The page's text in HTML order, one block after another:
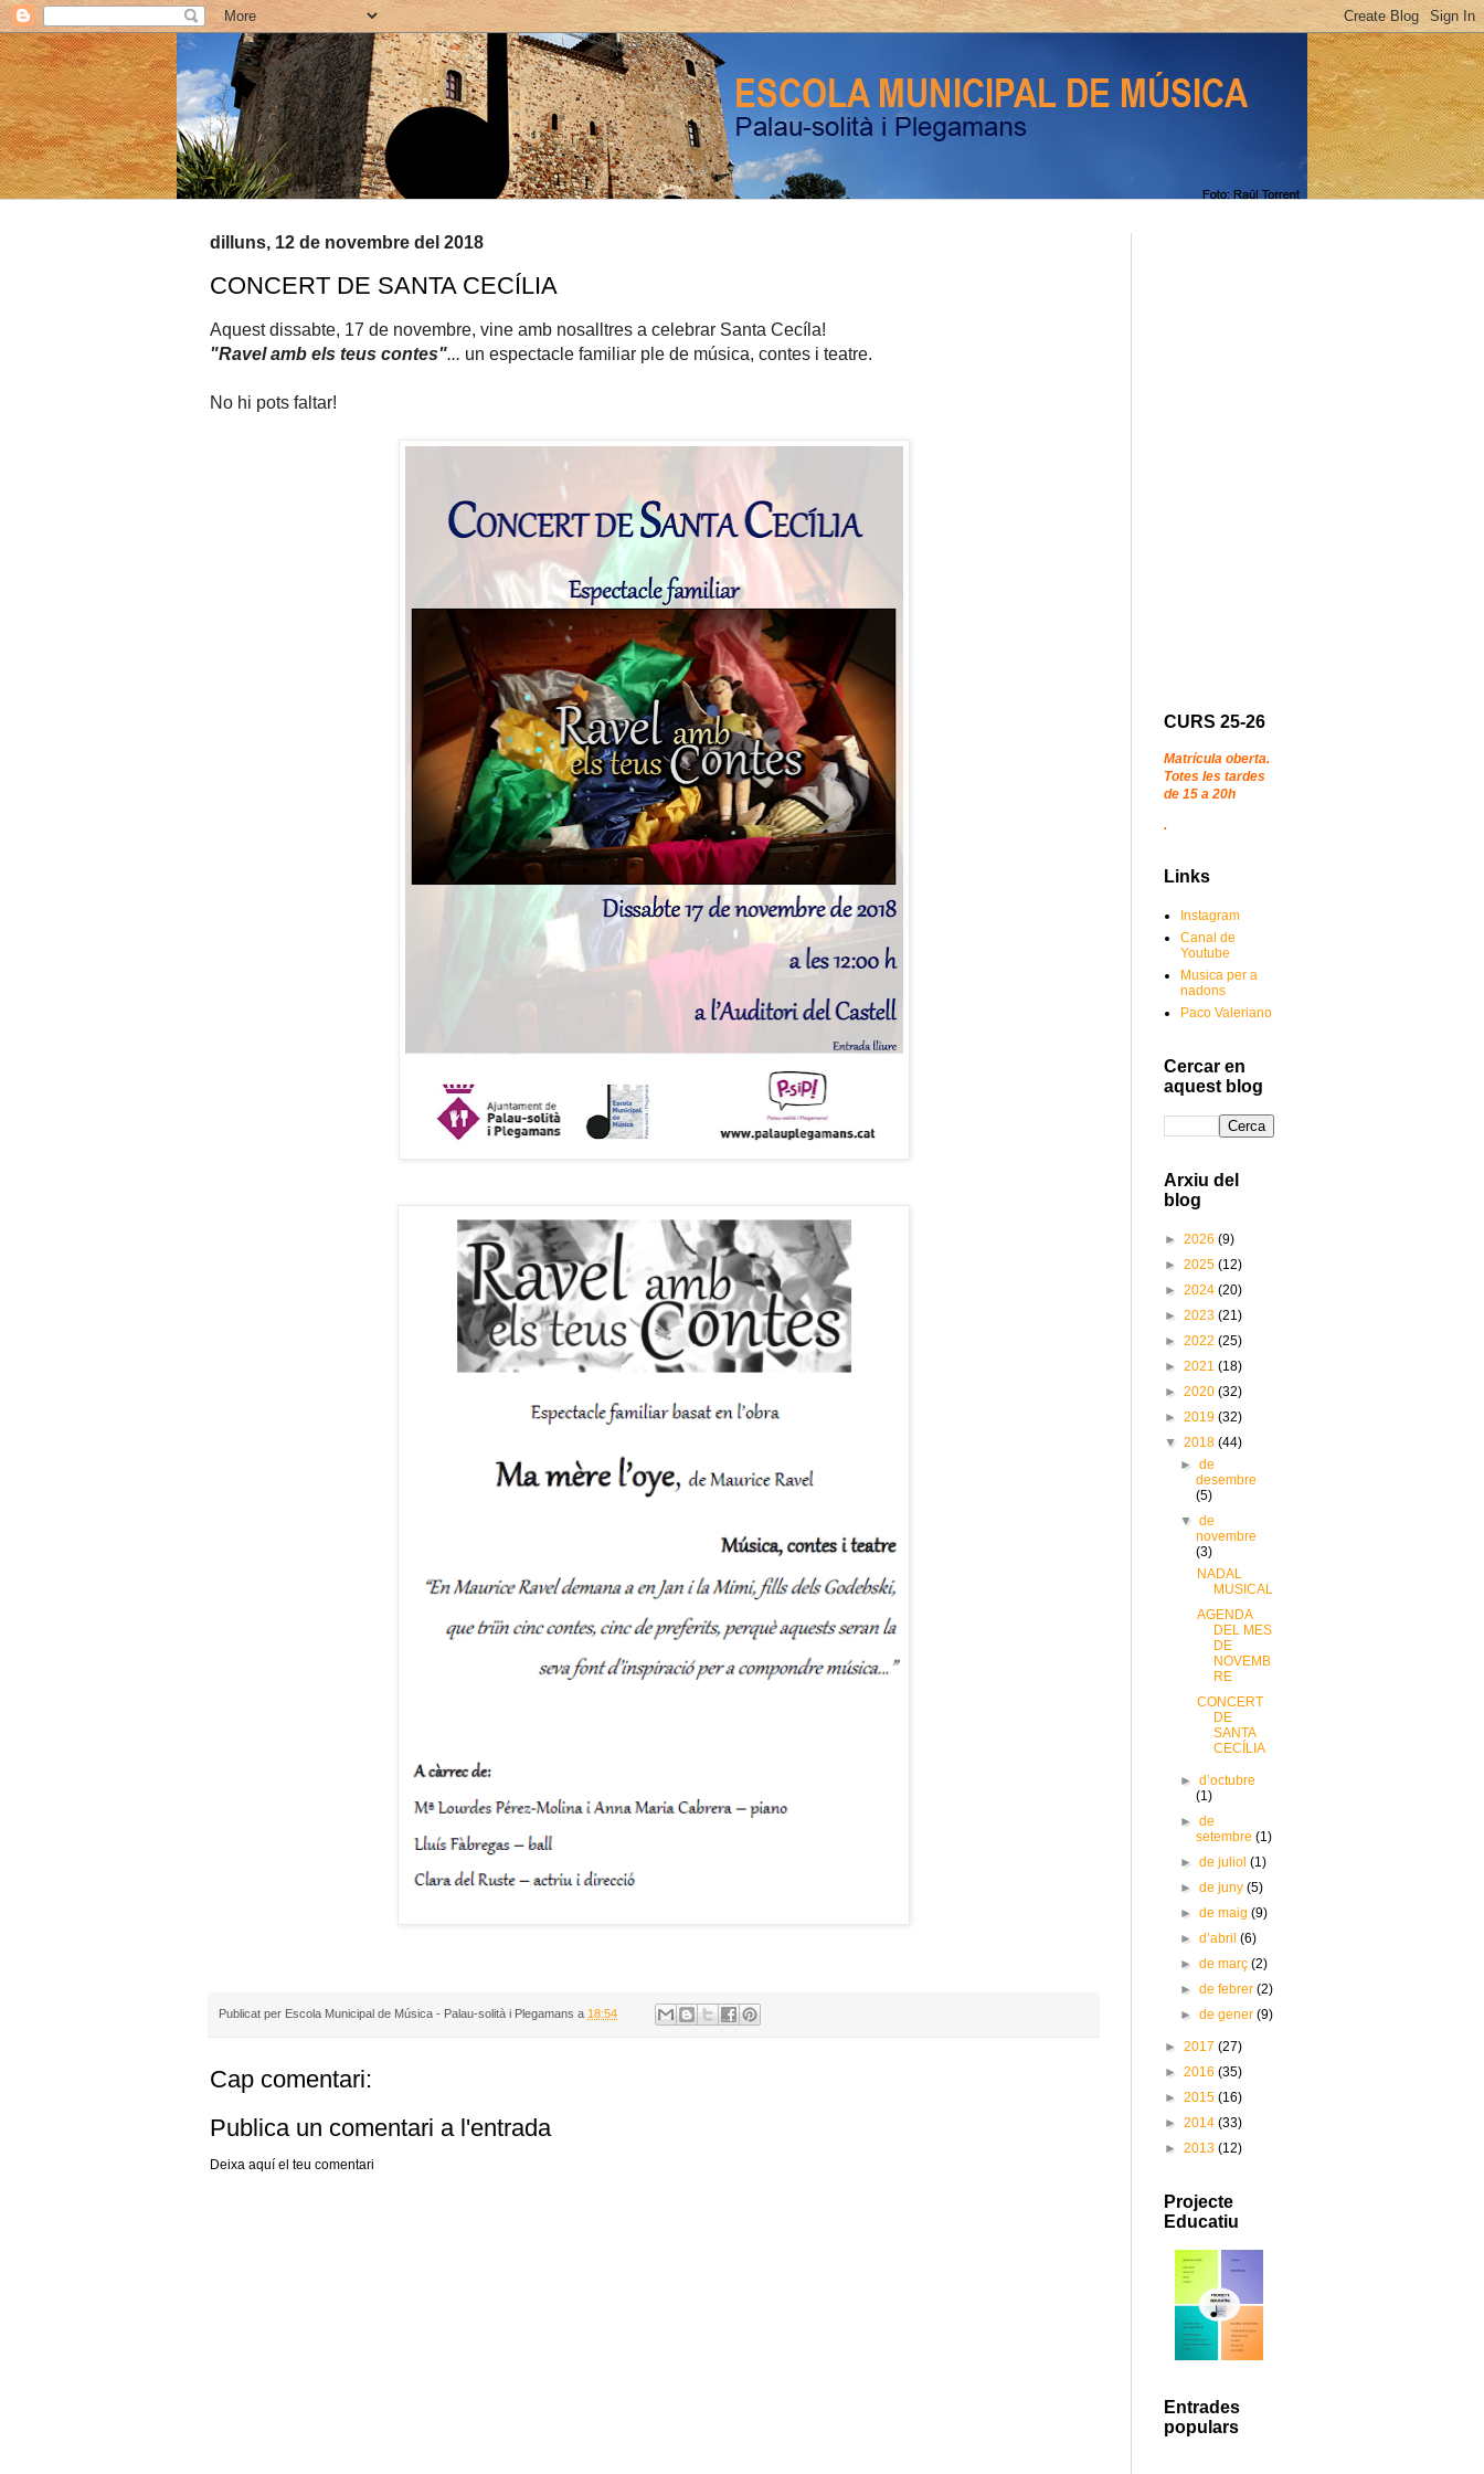
dilluns, 12 de novembre del 2018
CONCERT DE SANTA CECÍLIA
Aquest dissabte, 17 de novembre, vine amb nosalltres a celebrar Santa Cecíla!
"Ravel amb els teus contes"... un espectacle familiar ple de música, contes i teatre.
No hi pots faltar!
Publicat per Escola Municipal de Música - Palau-solità i Plegamans a 18:54
Cap comentari:
Publica un comentari a l'entrada
Deixa aquí el teu comentari
CURS 25-26
Matrícula oberta.
Totes les tardes
de 15 a 20h
.
Links
Instagram
Canal de
Youtube
Musica per a
nadons
Paco Valeriano
Cercar en
aquest blog
Arxiu del
blog
► 2026 (9)
► 2025 (12)
► 2024 (20)
► 2023 (21)
► 2022 (25)
► 2021 (18)
► 2020 (32)
► 2019 (32)
▼ 2018 (44)
►de
desembre
(5)
▼de
novembre
(3)
NADAL
MUSICAL
AGENDA
DEL MES
DE
NOVEMB
RE
CONCERT
DE
SANTA
CECÍLIA
►d’octubre
(1)
►de
setembre(1)
►de juliol(1)
►de juny(5)
►de maig(9)
►d’abril(6)
►de març(2)
►de febrer(2)
►de gener(9)
► 2017 (27)
► 2016 (35)
► 2015 (16)
► 2014 (33)
► 2013 (12)
Projecte
Educatiu
Entrades
populars